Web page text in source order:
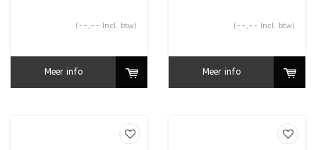
(--,-- Incl. btw)
Meer info
(--,-- Incl. btw)
Meer info